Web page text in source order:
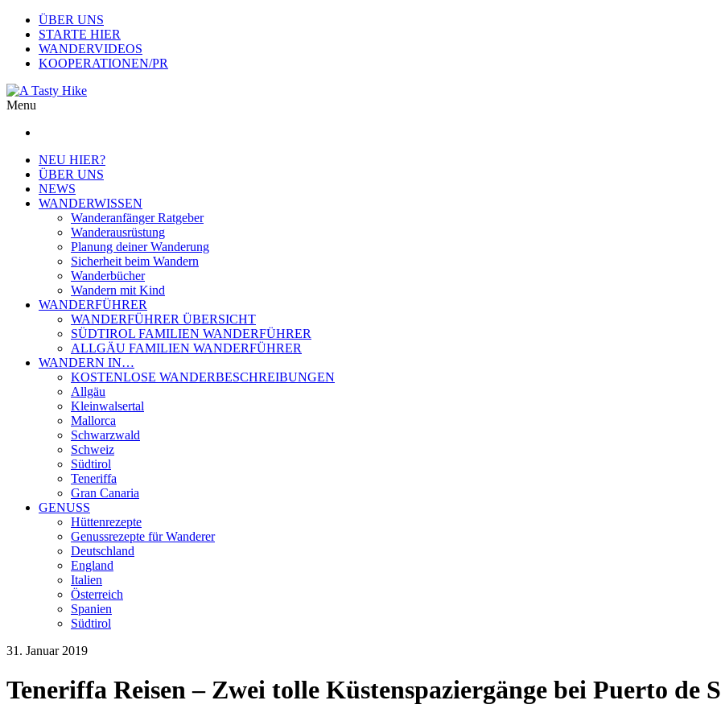
ÜBER UNS
STARTE HIER
WANDERVIDEOS
KOOPERATIONEN/PR
Menu
NEU HIER?
ÜBER UNS
NEWS
WANDERWISSEN
Wanderanfänger Ratgeber
Wanderausrüstung
Planung deiner Wanderung
Sicherheit beim Wandern
Wanderbücher
Wandern mit Kind
WANDERFÜHRER
WANDERFÜHRER ÜBERSICHT
SÜDTIROL FAMILIEN WANDERFÜHRER
ALLGÄU FAMILIEN WANDERFÜHRER
WANDERN IN…
KOSTENLOSE WANDERBESCHREIBUNGEN
Allgäu
Kleinwalsertal
Mallorca
Schwarzwald
Schweiz
Südtirol
Teneriffa
Gran Canaria
GENUSS
Hüttenrezepte
Genussrezepte für Wanderer
Deutschland
England
Italien
Österreich
Spanien
Südtirol
31. Januar 2019
Teneriffa Reisen – Zwei tolle Küstenspaziergänge bei Puerto de